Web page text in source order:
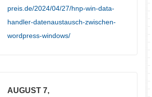
preis.de/2024/04/27/hnp-win-data-
handler-datenaustausch-zwischen-
wordpress-windows/
AUGUST 7,